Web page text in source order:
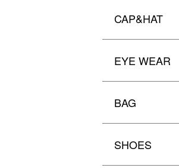
CAP&HAT
EYE WEAR
BAG
SHOES